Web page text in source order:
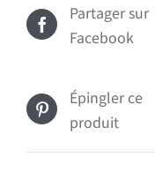
Partager sur
Facebook
Épingler ce
produit